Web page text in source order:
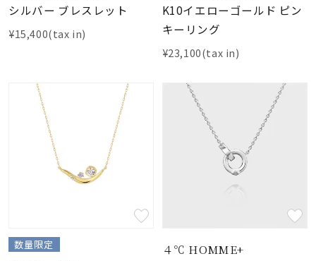
シルバー ブレスレット
¥15,400(tax in)
K10イエローゴールド ピン
キーリング
¥23,100(tax in)
数量限定
４℃ HOMME+